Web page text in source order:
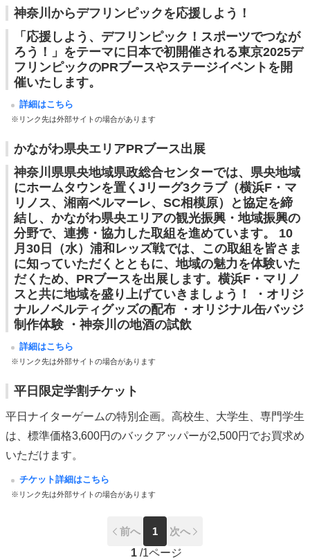
神奈川からデフリンピックを応援しよう！
「応援しよう、デフリンピック！スポーツでつなが
ろう！」をテーマに日本で初開催される東京2025デ
フリンピックのPRブースやステージイベントを開
催いたします。
詳細はこちら
※リンク先は外部サイトの場合があります
かながわ県央エリアPRブース出展
神奈川県県央地域県政総合センターでは、県央地域
にホームタウンを置くJリーグ3クラブ（横浜F・マ
リノス、湘南ベルマーレ、SC相模原）と協定を締
結し、かながわ県央エリアの観光振興・地域振興の
分野で、連携・協力した取組を進めています。 10
月30日（水）浦和レッズ戦では、この取組を皆さま
に知っていただくとともに、地域の魅力を体験いた
だくため、PRブースを出展します。横浜F・マリノ
スと共に地域を盛り上げていきましょう！ ・オリジ
ナルノベルティグッズの配布 ・オリジナル缶バッジ
制作体験 ・神奈川の地酒の試飲
詳細はこちら
※リンク先は外部サイトの場合があります
平日限定学割チケット
平日ナイターゲームの特別企画。高校生、大学生、専門学生
は、標準価格3,600円のバックアッパーが2,500円でお買求め
いただけます。
チケット詳細はこちら
※リンク先は外部サイトの場合があります
前へ 1
次へ
1 /1ページ